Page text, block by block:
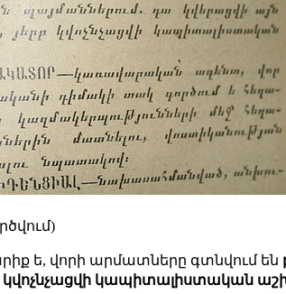
ե, վորի արմատները գտնվում են
կվոչնչացվի կապիտալիստական